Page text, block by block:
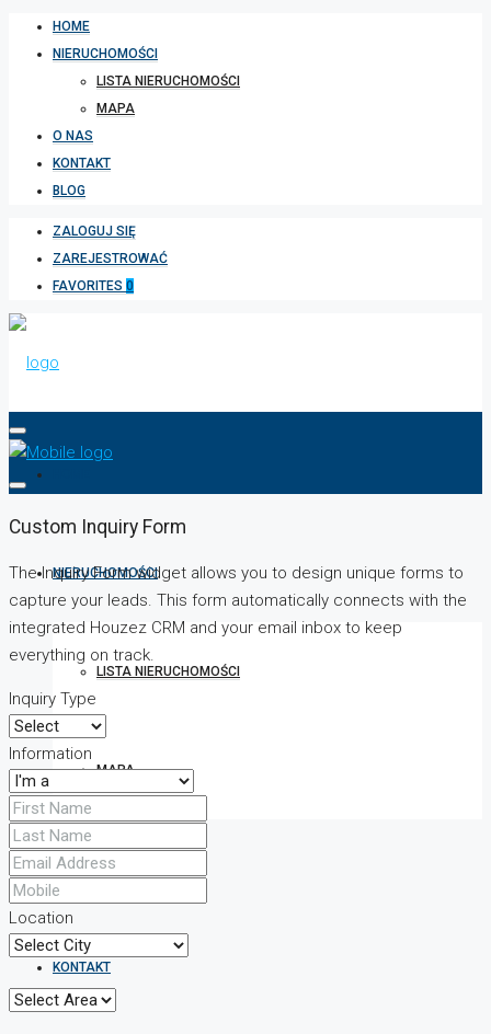
HOME
NIERUCHOMOŚCI
LISTA NIERUCHOMOŚCI
MAPA
O NAS
KONTAKT
BLOG
ZALOGUJ SIĘ
ZAREJESTROWAĆ
FAVORITES 0
NIERUCHOMOŚCI
LISTA NIERUCHOMOŚCI
MAPA
O NAS
KONTAKT
Custom Inquiry Form
The Inquiry Form widget allows you to design unique forms to
capture your leads. This form automatically connects with the
integrated Houzez CRM and your email inbox to keep
everything on track.
Inquiry Type
Information
Location